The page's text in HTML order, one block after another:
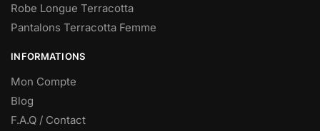
Robe Longue Terracotta
Pantalons Terracotta Femme
INFORMATIONS
Mon Compte
Blog
F.A.Q / Contact